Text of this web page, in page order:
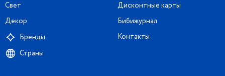
Свет
Декор
Бренды
Страны
Дисконтные карты
Бибижурнал
Контакты